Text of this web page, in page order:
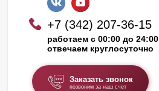
+7 (342) 207-36-15
работаем с 00:00 до 24:00
отвечаем круглосуточно
Заказать звонок
позвоним за наш счет